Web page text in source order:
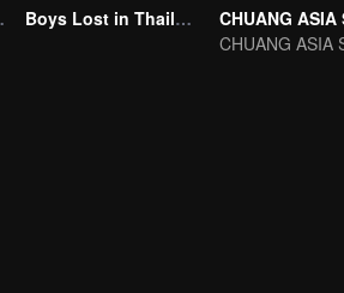
Ver.)
Boys Lost in Thailand